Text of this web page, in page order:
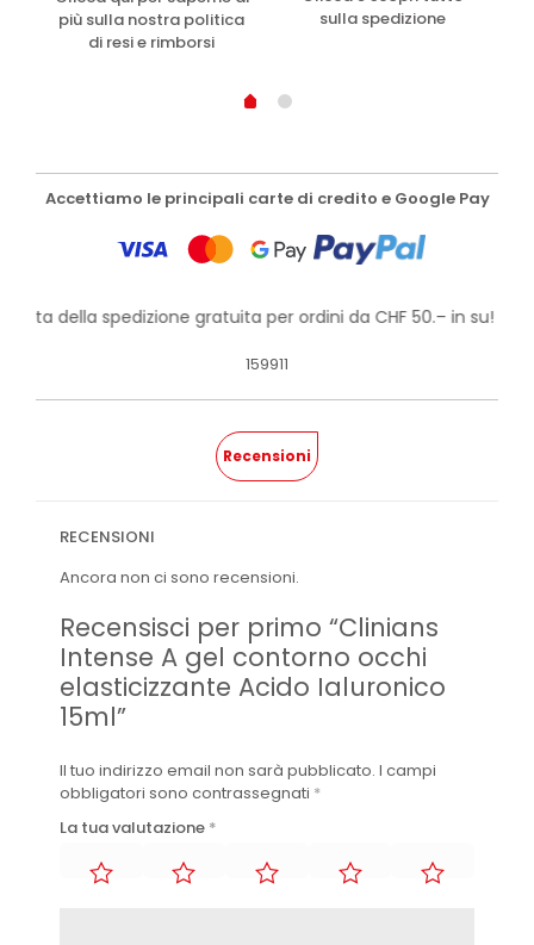
più sulla nostra politica
di resi e rimborsi
sulla spedizione
Accettiamo le principali carte di credito e Google Pay
della spedizione gratuita per ordini da CHF 50.– in su!
159911
Recensioni
RECENSIONI
Ancora non ci sono recensioni.
Recensisci per primo “Clinians
Intense A gel contorno occhi
elasticizzante Acido Ialuronico
15ml”
Il tuo indirizzo email non sarà pubblicato. I campi
obbligatori sono contrassegnati *
La tua valutazione *